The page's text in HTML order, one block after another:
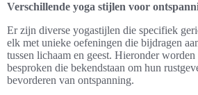
Verschillende yoga stijlen voor
Er zijn diverse yogastijlen die specifiek
elk met unieke oefeningen die bijdragen
tussen lichaam en geest. Hieronder
besproken die bekendstaan om hun
bevorderen van ontspanning.